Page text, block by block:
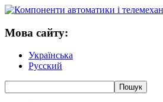
Мова сайту:
Українська
Русский